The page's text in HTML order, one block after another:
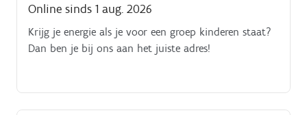
Online sinds 1 aug. 2026
Krijg je energie als je voor een groep kinderen staat?
Dan ben je bij ons aan het juiste adres!